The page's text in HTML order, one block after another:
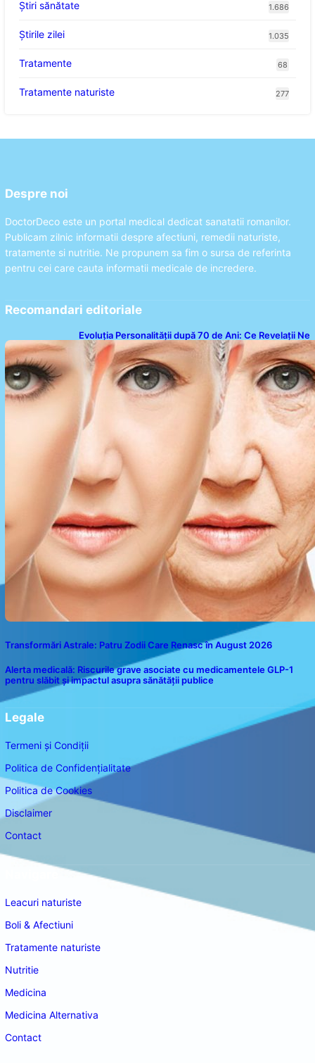
Ştiri sănătate 1.686
Știrile zilei 1.035
Tratamente 68
Tratamente naturiste 277
Despre noi
DoctorDeco este un portal medical dedicat sanatatii romanilor.
Publicam zilnic informatii despre afectiuni, remedii naturiste,
tratamente si nutritie. Ne propunem sa fim o sursa de referinta
pentru cei care cauta informatii medicale de incredere.
Recomandari editoriale
Evoluția Personalității după 70 de Ani: Ce Revelații Ne
Oferă Studiile Psihologice
Transformări Astrale: Patru Zodii Care Renasc în August 2026
Alerta medicală: Riscurile grave asociate cu medicamentele GLP-1
pentru slăbit și impactul asupra sănătății publice
Legale
Termeni și Condiții
Politica de Confidențialitate
Politica de Cookies
Disclaimer
Contact
Leacuri naturiste
Boli & Afectiuni
Tratamente naturiste
Nutritie
Medicina
Medicina Alternativa
Contact